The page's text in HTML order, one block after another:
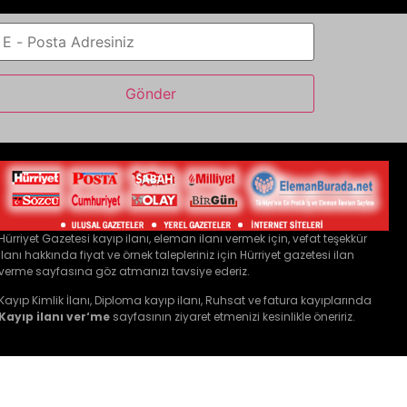
Hürriyet Gazetesi kayıp ilanı, eleman ilanı vermek için, vefat teşekkür
ilanı hakkında fiyat ve örnek talepleriniz için Hürriyet gazetesi ilan
sayfasına göz atmanızı tavsiye ederiz.
Kayıp Kimlik İlanı, Diploma kayıp ilanı, Ruhsat ve fatura kayıplarında
Kayıp ilanı ver‘mesayfasının ziyaret etmenizi kesinlikle öneririz.